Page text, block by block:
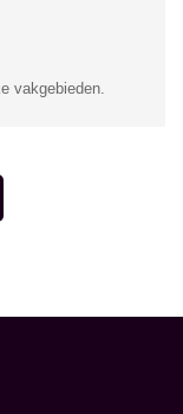
vakgebieden.